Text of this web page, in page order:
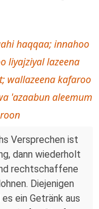
haqqaa; innahoo
liyajziyal lazeena
wallazeena kafaroo
'azaabun aleemum
Versprechen ist
dann wiederholt
rechtschaffene
Diejenigen
ein Getränk aus